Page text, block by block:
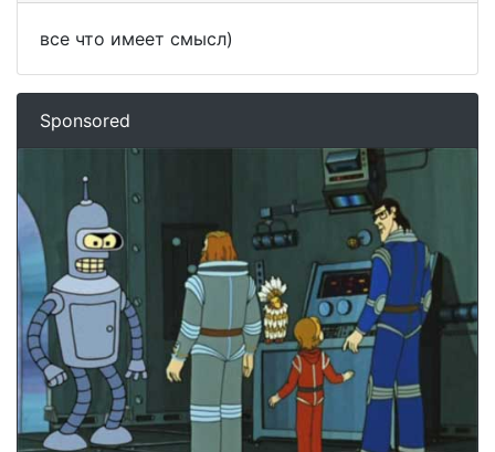
все что имеет смысл)
Sponsored